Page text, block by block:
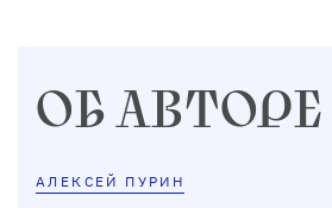
ОБ АВТОРЕ
АЛЕКСЕЙ ПУРИН